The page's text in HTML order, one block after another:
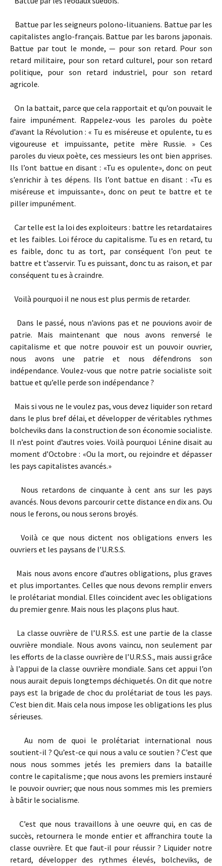
Battue par les seigneurs polono-­lituaniens. Battue par les
capitalistes anglo-français. Battue par les barons japonais.
Battue par tout le monde, — pour son retard. Pour son
retard militaire, pour son retard culturel, pour son retard
politique, pour son retard industriel, pour son retard
agricole.
On la battait, parce que cela rapportait et qu’on pouvait le
faire impunément. Rappelez-­vous les paroles du poète
d’avant la Révolution : « Tu es miséreuse et opulente, tu es
vigoureuse et impuissante, petite mère Russie. » Ces
paroles du vieux poète, ces messieurs les ont bien apprises.
Ils l’ont battue en disant : «Tu es opulente», donc on peut
s’enrichir à tes dépens. Ils l’ont battue en disant : «Tu es
miséreuse et impuissante», donc on peut te battre et te
piller impunément.
Car telle est la loi des exploiteurs : battre les retardataires
et les faibles. Loi féroce du capitalisme. Tu es en retard, tu
es faible, donc tu as tort, par conséquent l’on peut te
battre et t’asservir. Tu es puissant, donc tu as raison, et par
conséquent tu es à craindre.
Voilà pourquoi il ne nous est plus permis de retarder.
Dans le passé, nous n’avions pas et ne pouvions avoir de
patrie. Mais maintenant que nous avons renversé le
capitalisme et que notre pouvoir est un pouvoir ouvrier,
nous avons une patrie et nous défendrons son
indépendance. Voulez­-vous que notre patrie socialiste soit
battue et qu’elle perde son indépendance ?
Mais si vous ne le voulez pas, vous devez liquider son retard
dans le plus bref délai, et développer de véritables rythmes
bolcheviks dans la construction de son économie socialiste.
Il n’est point d’autres voies. Voilà pourquoi Lénine disait au
moment d’Octobre : «Ou la mort, ou rejoindre et dépasser
les pays capitalistes avancés.»
Nous retardons de cinquante à cent ans sur les pays
avancés. Nous devons parcourir cette distance en dix ans. Ou
nous le ferons, ou nous serons broyés.
Voilà ce que nous dictent nos obligations envers les
ouvriers et les paysans de l’U.R.S.S.
Mais nous avons encore d’autres obligations, plus graves
et plus importantes. Celles que nous devons remplir envers
le prolétariat mondial. Elles coïncident avec les obligations
du premier genre. Mais nous les plaçons plus haut.
La classe ouvrière de l’U.R.S.S. est une partie de la classe
ouvrière mondiale. Nous avons vaincu, non seulement par
les efforts de la classe ouvrière de l’U.R.S.S., mais aussi grâce
à l’appui de la classe ouvrière mondiale. Sans cet appui l’on
nous aurait depuis longtemps déchiquetés. On dit que notre
pays est la brigade de choc du prolétariat de tous les pays.
C’est bien dit. Mais cela nous impose les obligations les plus
sérieuses.
Au nom de quoi le prolétariat international nous
soutient-­il ? Qu’est-ce qui nous a valu ce soutien ? C’est que
nous nous sommes jetés les premiers dans la bataille
contre le capitalisme ; que nous avons les premiers instauré
le pouvoir ouvrier; que nous nous sommes mis les premiers
à bâtir le socialisme.
C’est que nous travaillons à une oeuvre qui, en cas de
succès, retournera le monde entier et affranchira toute la
classe ouvrière. Et que faut-­il pour réussir ? Liquider notre
retard, développer des rythmes élevés, bolcheviks, de